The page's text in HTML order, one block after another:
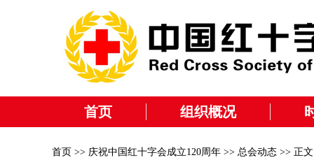
首页 组织概况
首页 >> 庆祝中国红十字会成立120周年 >> 总会动态 >> 正文